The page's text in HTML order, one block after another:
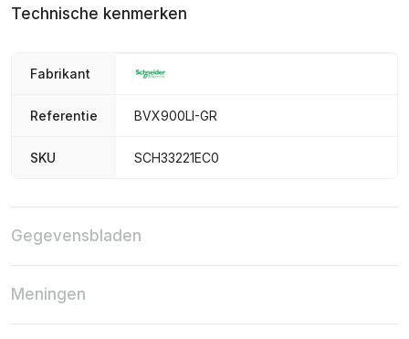
Technische kenmerken
Fabrikant
Referentie BVX900LI-GR
SKU SCH33221EC0
Gegevensbladen
Meningen